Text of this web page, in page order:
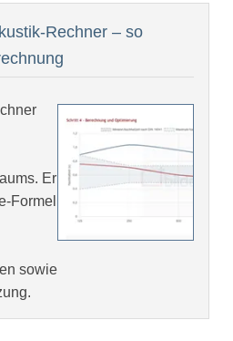
Rechner – so
Er
Formel
sowie